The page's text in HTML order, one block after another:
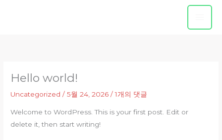
Hello world!
Uncategorized /5월 24, 2026/1개의 댓글
Welcome to WordPress. This is your first post. Edit or
delete it, then start writing!